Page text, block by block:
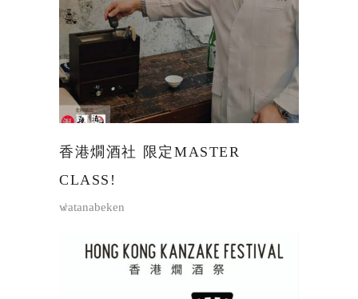
香港燗酒社 限定MASTER
CLASS!
watanabeken